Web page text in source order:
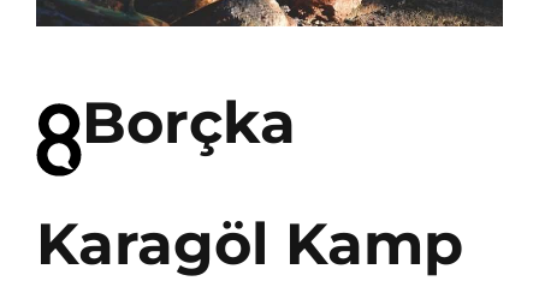
Borçka
Karagöl Kamp